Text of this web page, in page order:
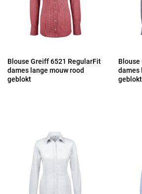
Blouse Greiff 6521 RegularFit
dames lange mouw rood
geblokt
Blouse
dames
geblokt